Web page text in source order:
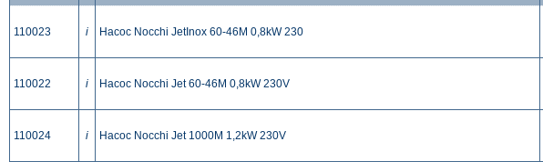
110023 i Насос Nocchi JetInox 60-46M 0,8kW 230
110022 i Насос Nocchi Jet 60-46M 0,8kW 230V
110024 i Насос Nocchi Jet 1000M 1,2kW 230V